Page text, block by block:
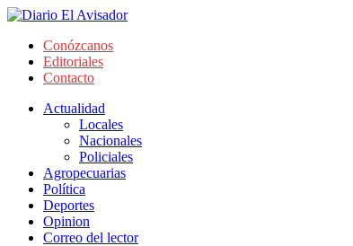
Conózcanos
Editoriales
Contacto
Actualidad
Locales
Nacionales
Policiales
Agropecuarias
Política
Deportes
Opinion
Correo del lector